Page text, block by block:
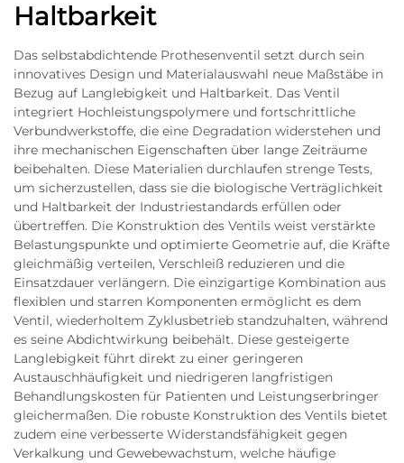
Haltbarkeit
Das selbstabdichtende Prothesenventil setzt durch sein
innovatives Design und Materialauswahl neue Maßstäbe in
Bezug auf Langlebigkeit und Haltbarkeit. Das Ventil
integriert Hochleistungspolymere und fortschrittliche
Verbundwerkstoffe, die eine Degradation widerstehen und
ihre mechanischen Eigenschaften über lange Zeiträume
beibehalten. Diese Materialien durchlaufen strenge Tests,
um sicherzustellen, dass sie die biologische Verträglichkeit
und Haltbarkeit der Industriestandards erfüllen oder
übertreffen. Die Konstruktion des Ventils weist verstärkte
Belastungspunkte und optimierte Geometrie auf, die Kräfte
gleichmäßig verteilen, Verschleiß reduzieren und die
Einsatzdauer verlängern. Die einzigartige Kombination aus
flexiblen und starren Komponenten ermöglicht es dem
Ventil, wiederholtem Zyklusbetrieb standzuhalten, während
es seine Abdichtwirkung beibehält. Diese gesteigerte
Langlebigkeit führt direkt zu einer geringeren
Austauschhäufigkeit und niedrigeren langfristigen
Behandlungskosten für Patienten und Leistungserbringer
gleichermaßen. Die robuste Konstruktion des Ventils bietet
zudem eine verbesserte Widerstandsfähigkeit gegen
Verkalkung und Gewebewachstum, welche häufige